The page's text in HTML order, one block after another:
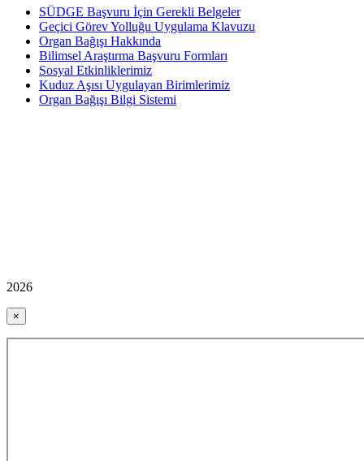
SÜDGE Başvuru İçin Gerekli Belgeler
Geçici Görev Yolluğu Uygulama Klavuzu
Organ Bağışı Hakkında
Bilimsel Araştırma Başvuru Formları
Sosyal Etkinliklerimiz
Kuduz Aşısı Uygulayan Birimlerimiz
Organ Bağışı Bilgi Sistemi
2026
×